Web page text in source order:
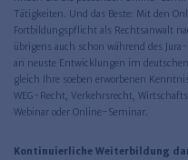
Tätigkeiten. Und das Beste: Mit den
Fortbildungspflicht als Rechtsanwalt
übrigens auch schon während des
an neuste Entwicklungen im
gleich Ihre soeben erworbenen
WEG-Recht, Verkehrsrecht,
Webinar oder Online-Seminar.
Kontinuierliche Weiterbildung